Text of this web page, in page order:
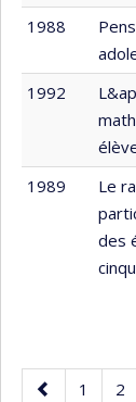
1988
1992
1989
Le
des
PagePage
1 2